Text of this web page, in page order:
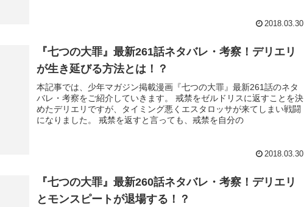
2018.03.30
『七つの大罪』最新261話ネタバレ・考察！デリエリ
が生き延びる方法とは！？
本記事では、少年マガジン掲載漫画『七つの大罪』最新261話のネタ
バレ・考察をご紹介していきます。 戒禁をゼルドリスに返すことを決
めたデリエリですが、タイミング悪くエスタロッサが来てしまい戦闘
になりました。 戒禁を返すと言っても、戒禁を自分の
2018.03.30
『七つの大罪』最新260話ネタバレ・考察！デリエリ
とモンスピートが退場する！？